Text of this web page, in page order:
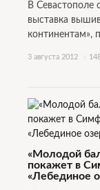
В Севастополе
выставка
континентам»,
3 августа 2012
«Молодой
покажет в
«Лебединое